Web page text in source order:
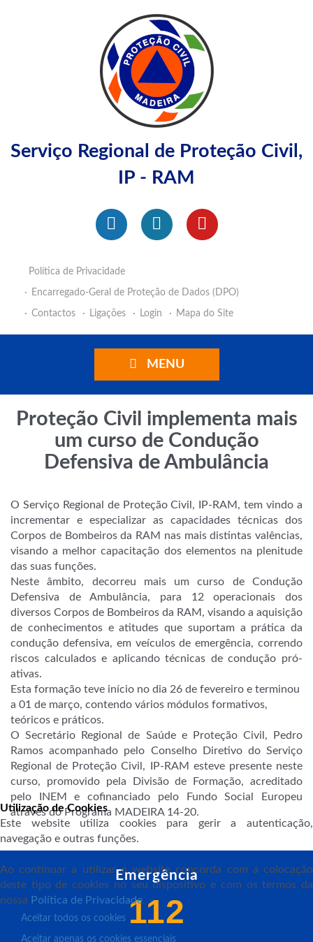
Serviço Regional de Proteção Civil,
IP - RAM
Política de Privacidade
Encarregado-Geral de Proteção de Dados (DPO)
Contactos
Ligações Login Mapa do Site
MENU
Proteção Civil implementa mais
um curso de Condução
Defensiva de Ambulância
O Serviço Regional de Proteção Civil, IP-RAM, tem vindo a
incrementar e especializar as capacidades técnicas dos
Corpos de Bombeiros da RAM nas mais distintas valências,
visando a melhor capacitação dos elementos na plenitude
das suas funções.
Neste âmbito, decorreu mais um curso de Condução
Defensiva de Ambulância, para 12 operacionais dos
diversos Corpos de Bombeiros da RAM, visando a aquisição
de conhecimentos e atitudes que suportam a prática da
condução defensiva, em veículos de emergência, correndo
riscos calculados e aplicando técnicas de condução pró-
ativas.
Esta formação teve início no dia 26 de fevereiro e terminou
a 01 de março, contendo vários módulos formativos,
teóricos e práticos.
O Secretário Regional de Saúde e Proteção Civil, Pedro
Ramos acompanhado pelo Conselho Diretivo do Serviço
Regional de Proteção Civil, IP-RAM esteve presente neste
curso, promovido pela Divisão de Formação, acreditado
pelo INEM e cofinanciado pelo Fundo Social Europeu
através do Programa MADEIRA 14-20.
Emergência
112
Utilização de Cookies
Este website utiliza cookies para gerir a autenticação,
navegação e outras funções.
Ao continuar a utilizar o website concorda com a colocação
deste tipo de cookies no seu dispositivo e com os termos da
nossa Política de Privacidade.
Aceitar todos os cookies
Aceitar apenas os cookies essenciais